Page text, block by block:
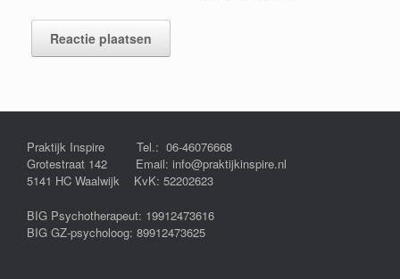
Praktijk Inspire Tel.: 06-46076668
Grotestraat 142 Email: info@praktijkinspire.nl
5141 HC Waalwijk KvK: 52202623
BIG Psychotherapeut: 19912473616
BIG GZ-psycholoog: 89912473625